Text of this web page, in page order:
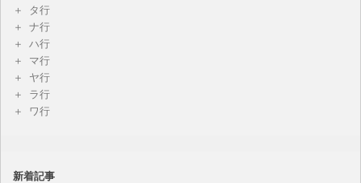
タ行
ナ行
ハ行
マ行
ヤ行
ラ行
ワ行
新着記事